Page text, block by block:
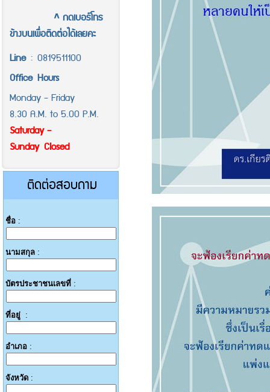
^ กดเบอร์โทร
ข้างบนเพื่อติดต่อได้เลยคะ
Line: 0819511100
Office Hours
Monday - Friday
8.30 A.M. to 5.00 P.M.
Saturday -
Sunday Closed
ติดต่อสอบถาม
ชื่อ :
นามสกุล :
บัตรประชาชนเลขที่ :
ที่อยู่ :
อำเภอ :
จังหวัด :